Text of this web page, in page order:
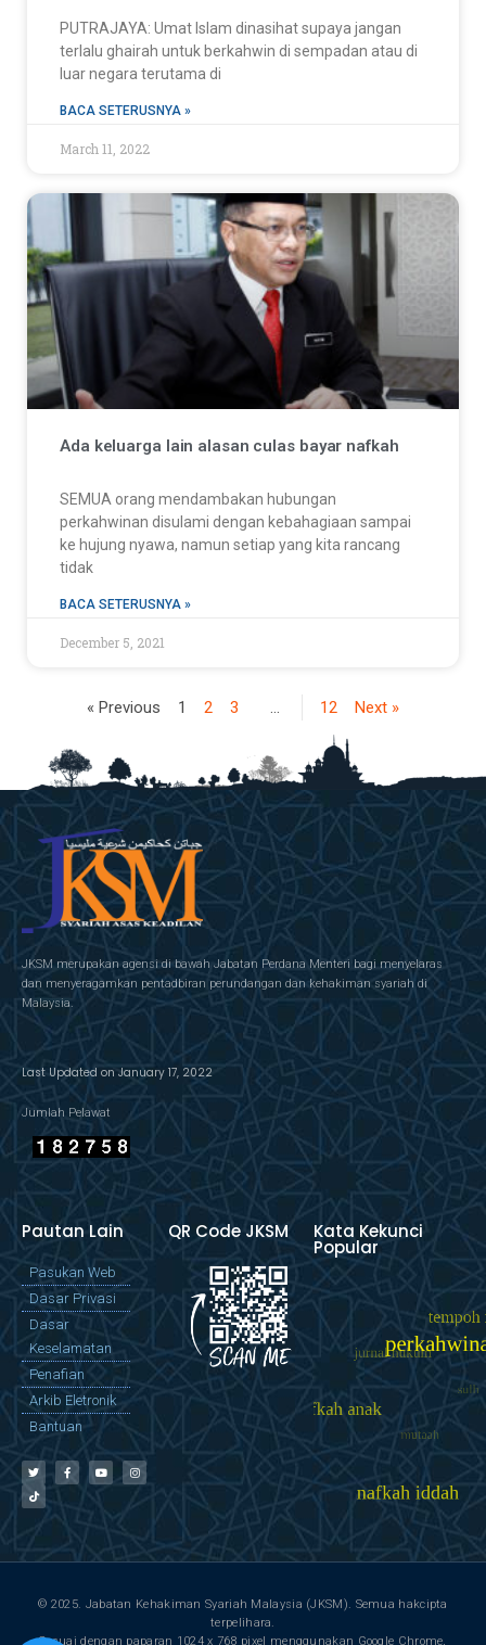
PUTRAJAYA: Umat Islam dinasihat supaya jangan
terlalu ghairah untuk berkahwin di sempadan atau di
luar negara terutama di
BACA SETERUSNYA »
March 11, 2022
Ada keluarga lain alasan culas bayar nafkah
SEMUA orang mendambakan hubungan
perkahwinan disulami dengan kebahagiaan sampai
ke hujung nyawa, namun setiap yang kita rancang
tidak
BACA SETERUSNYA »
December 5, 2021
« Previous 1 2 3 … 12 Next »
JKSM merupakan agensi di bawah Jabatan Perdana Menteri bagi menyelaras
dan menyeragamkan pentadbiran perundangan dan kehakiman syariah di
Malaysia.
Last Updated on January 17, 2022
Jumlah Pelawat
Pautan Lain
Pasukan Web
Dasar Privasi
Dasar
Keselamatan
Penafian
Arkib Eletronik
Bantuan
QR Code JKSM Kata Kekunci
Popular
© 2025. Jabatan Kehakiman Syariah Malaysia (JKSM). Semua hakcipta
terpelihara.
Sesuai dengan paparan 1024 x 768 pixel menggunakan Google Chrome,